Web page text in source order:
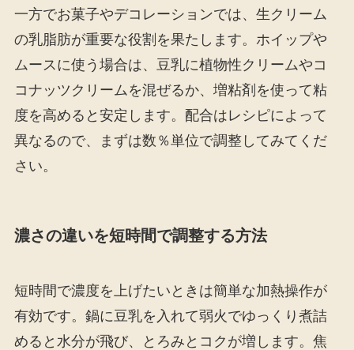
一方でお菓子やデコレーションでは、生クリーム
の乳脂肪が重要な役割を果たします。ホイップや
ムースに使う場合は、豆乳に植物性クリームやコ
コナッツクリームを混ぜるか、増粘剤を使って粘
度を高めると安定します。配合はレシピによって
異なるので、まずは数％単位で調整してみてくだ
さい。
濃さの違いを短時間で調整する方法
短時間で濃度を上げたいときは簡単な加熱操作が
有効です。鍋に豆乳を入れて弱火でゆっくり煮詰
めると水分が飛び、とろみとコクが増します。焦